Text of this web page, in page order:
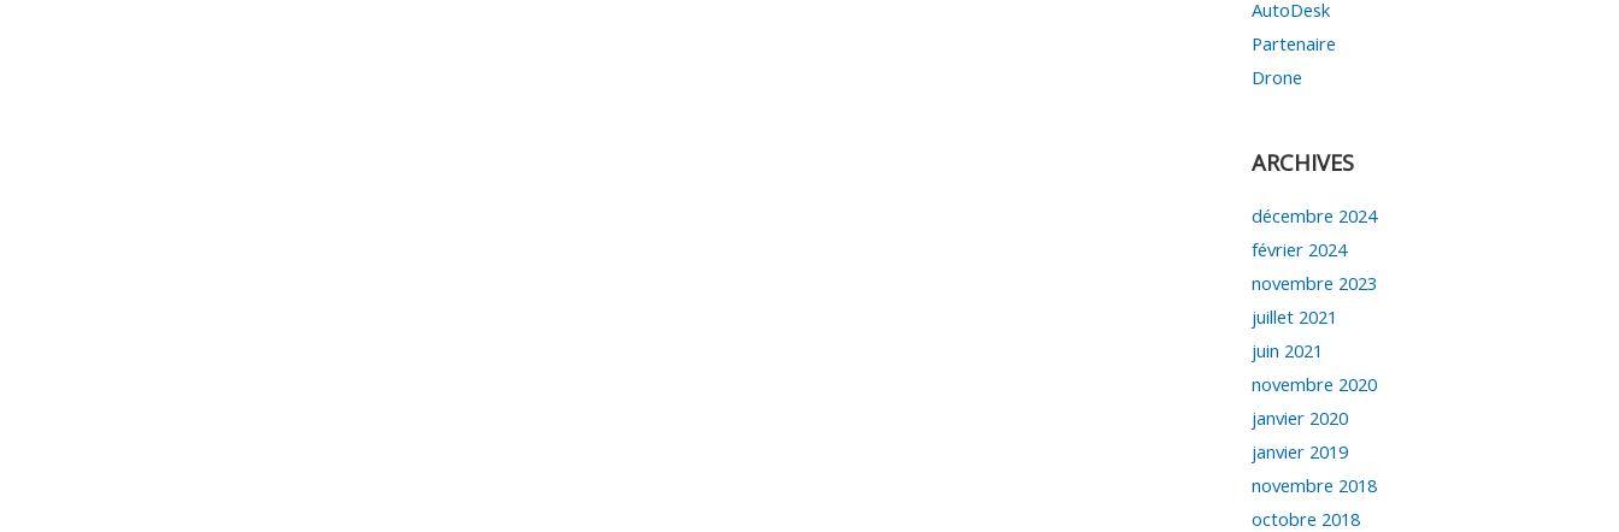
AutoDesk
Partenaire
Drone
ARCHIVES
décembre 2024
février 2024
novembre 2023
juillet 2021
juin 2021
novembre 2020
janvier 2020
janvier 2019
novembre 2018
octobre 2018